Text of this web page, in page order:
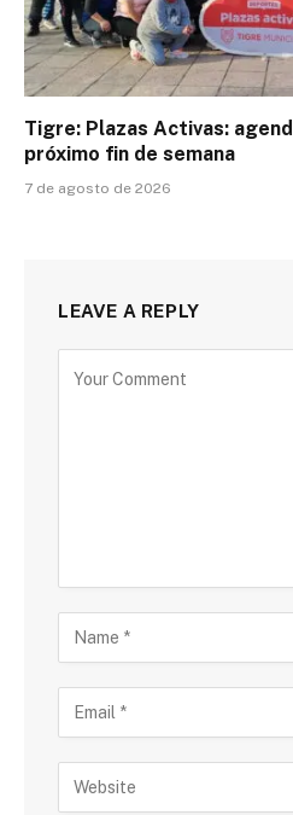
Tigre: Plazas Activas:
próximo fin de semana
7 de agosto de 2026
LEAVE A REPLY